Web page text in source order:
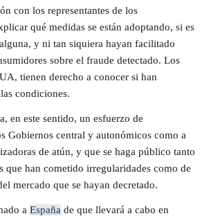
con los representantes de los
qué medidas se están adoptando, si es
y ni tan siquiera hayan facilitado
sobre el fraude detectado. Los
tienen derecho a conocer si han
condiciones.
en este sentido, un esfuerzo de
Gobiernos central y autonómicos como a
de atún, y que se haga público tanto
que han cometido irregularidades como de
mercado que se hayan decretado.
a España de que llevará a cabo en